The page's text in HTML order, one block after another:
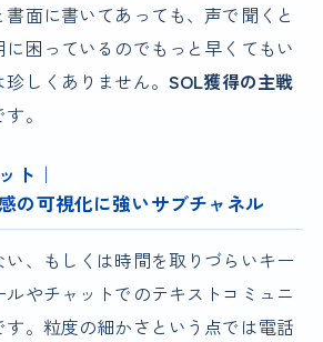
書面に書いてあっても、声で聞くと
に困っているのでもっと早くてもい
しくありません。 SOL獲得の主戦
。
ト｜
の可視化に強いサブチャネル
、もしくは時間を取りづらいキー
やチャットでのテキストコミュニ
。粒度の細かさという点では電話